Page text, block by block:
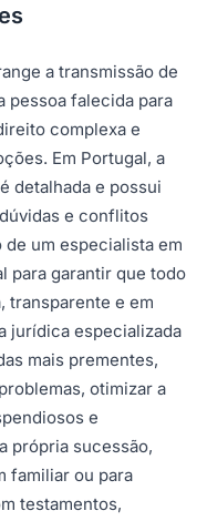
a transmissão de
pessoa falecida para
complexa e
Em Portugal, a
detalhada e possui
e conflitos
um especialista em
para garantir que todo
transparente e em
jurídica especializada
mais prementes,
otimizar a
e
própria sucessão,
familiar ou para
testamentos,